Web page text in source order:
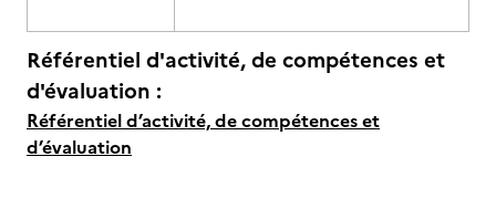
Référentiel d'activité, de compétences et
d'évaluation :
Référentiel d’activité, de compétences et
d’évaluation